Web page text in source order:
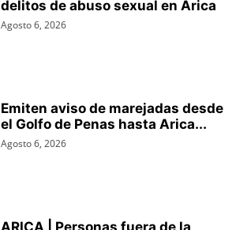
delitos de abuso sexual en Arica
Agosto 6, 2026
Emiten aviso de marejadas desde
el Golfo de Penas hasta Arica...
Agosto 6, 2026
ARICA | Personas fuera de la